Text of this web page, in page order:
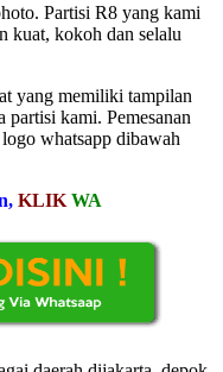
Partisi R8 yang kami
kuat, kokoh dan selalu
yang memiliki tampilan
kami. Pemesanan
whatsapp dibawah
KLIK WA